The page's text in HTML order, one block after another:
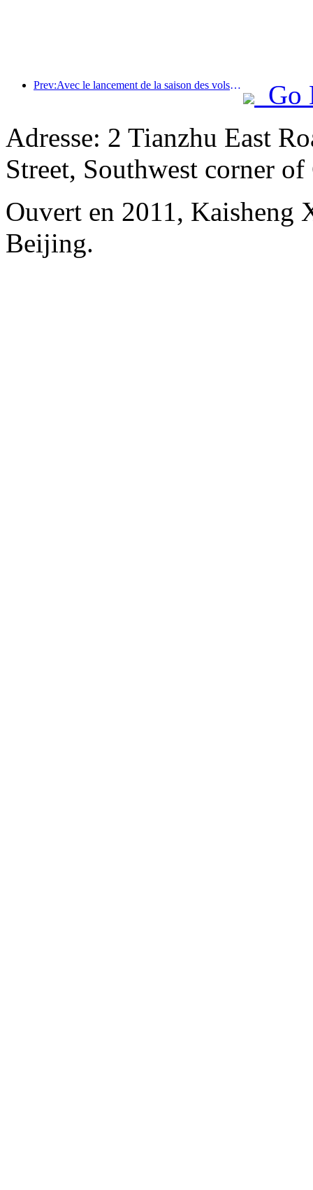
Prev:Avec le lancement de la saison des vols été-automne, les trois aéroports de l'île de Hainan ont ajouté 41 nouvelles destinations.
Go
Adresse: 2 Tianzhu East
Street, Southwest corner
Ouvert en 2011,
Beijing.